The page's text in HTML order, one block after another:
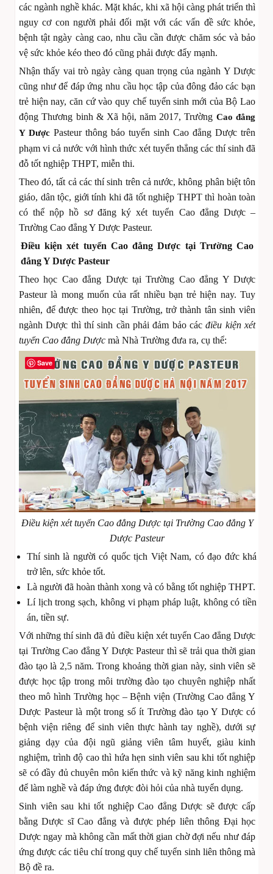
các ngành nghề khác. Mặt khác, khi xã hội càng phát triển thì
nguy cơ con người phải đối mặt với các vấn đề sức khỏe,
bệnh tật ngày càng cao, nhu cầu cần được chăm sóc và bảo
vệ sức khỏe kéo theo đó cũng phải được đẩy mạnh.
Nhận thấy vai trò ngày càng quan trọng của ngành Y Dược
cũng như để đáp ứng nhu cầu học tập của đông đảo các bạn
trẻ hiện nay, căn cứ vào quy chế tuyển sinh mới của Bộ Lao
động Thương binh & Xã hội, năm 2017, Trường Cao đẳng
Y Dược Pasteur thông báo tuyển sinh Cao đẳng Dược trên
phạm vi cả nước với hình thức xét tuyển thẳng các thí sinh đã
đỗ tốt nghiệp THPT, miễn thi.
Theo đó, tất cả các thí sinh trên cả nước, không phân biệt tôn
giáo, dân tộc, giới tính khi đã tốt nghiệp THPT thì hoàn toàn
có thể nộp hồ sơ đăng ký xét tuyển Cao đẳng Dược –
Trường Cao đẳng Y Dược Pasteur.
Điều kiện xét tuyển Cao đẳng Dược tại Trường Cao
đẳng Y Dược Pasteur
Theo học Cao đẳng Dược tại Trường Cao đẳng Y Dược
Pasteur là mong muốn của rất nhiều bạn trẻ hiện nay. Tuy
nhiên, để được theo học tại Trường, trở thành tân sinh viên
ngành Dược thì thí sinh cần phải đảm bảo cácđiều kiện xét
tuyển Cao đẳng Dược mà Nhà Trường đưa ra, cụ thể:
Điều kiện xét tuyển Cao đẳng Dược tại Trường Cao đẳng Y
Dược Pasteur
Thí sinh là người có quốc tịch Việt Nam, có đạo đức khá
trở lên, sức khỏe tốt.
Là người đã hoàn thành xong và có bằng tốt nghiệp THPT.
Lí lịch trong sạch, không vi phạm pháp luật, không có tiền
án, tiền sự.
Với những thí sinh đã đủ điều kiện xét tuyển Cao đẳng Dược
tại Trường Cao đẳng Y Dược Pasteur thì sẽ trải qua thời gian
đào tạo là 2,5 năm. Trong khoảng thời gian này, sinh viên sẽ
được học tập trong môi trường đào tạo chuyên nghiệp nhất
theo mô hình Trường học – Bệnh viện (Trường Cao đẳng Y
Dược Pasteur là một trong số ít Trường đào tạo Y Dược có
bệnh viện riêng để sinh viên thực hành tay nghề), dưới sự
giảng dạy của đội ngũ giảng viên tâm huyết, giàu kinh
nghiệm, trình độ cao thì hứa hẹn sinh viên sau khi tốt nghiệp
sẽ có đầy đủ chuyên môn kiến thức và kỹ năng kinh nghiệm
để làm nghề và đáp ứng được đòi hỏi của nhà tuyển dụng.
Sinh viên sau khi tốt nghiệp Cao đẳng Dược sẽ được cấp
bằng Dược sĩ Cao đẳng và được phép liên thông Đại học
Dược ngay mà không cần mất thời gian chờ đợi nếu như đáp
ứng được các tiêu chí trong quy chế tuyển sinh liên thông mà
Bộ đề ra.
Save